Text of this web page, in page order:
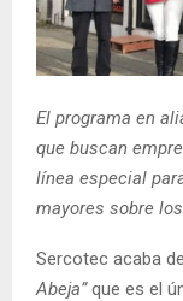
M
E
N
U
El programa en
que buscan
línea especial
mayores sobre
Sercotec acaba
Abeja”que es el